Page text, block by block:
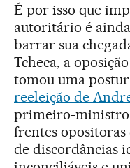
É por isso que
autoritário é
barrar sua
Tcheca, a
tomou uma
reeleição de
primeiro-ministro.
frentes
de discordâncias